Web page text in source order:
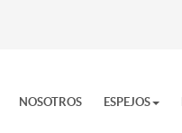
NOSOTROS ESPEJOS